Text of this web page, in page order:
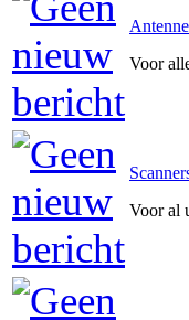
Voor
Voor al